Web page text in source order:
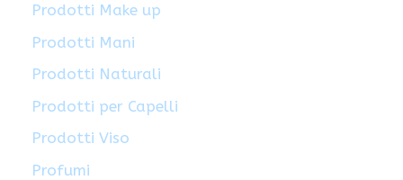
Prodotti Make up
Prodotti Mani
Prodotti Naturali
Prodotti per Capelli
Prodotti Viso
Profumi